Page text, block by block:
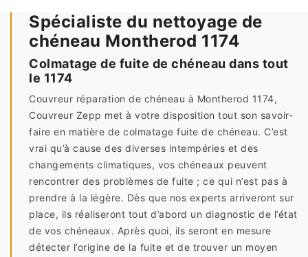
Spécialiste du nettoyage de
chéneau Montherod 1174
Colmatage de fuite de chéneau dans tout
le 1174
Couvreur réparation de chéneau à Montherod 1174,
Couvreur Zepp met à votre disposition tout son savoir-
faire en matière de colmatage fuite de chéneau. C’est
vrai qu’à cause des diverses intempéries et des
changements climatiques, vos chéneaux peuvent
rencontrer des problèmes de fuite ; ce qui n’est pas à
prendre à la légère. Dès que nos experts arriveront sur
place, ils réaliseront tout d’abord un diagnostic de l’état
de vos chéneaux. Après quoi, ils seront en mesure
détecter l’origine de la fuite et de trouver un moyen